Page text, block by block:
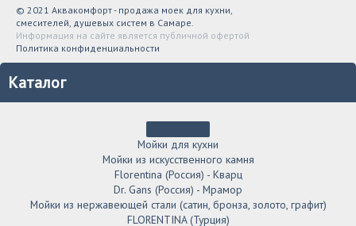
© 2021 Аквакомфорт - продажа моек для кухни,
смесителей, душевых систем в Самаре.
Информация на сайте является публичной офертой
Политика конфиденциальности
Каталог
Мойки для кухни
Мойки из искусственного камня
Florentina (Россия) - Кварц
Dr. Gans (Россия) - Мрамор
Мойки из нержавеющей стали (сатин, бронза, золото, графит)
FLORENTINA (Турция)